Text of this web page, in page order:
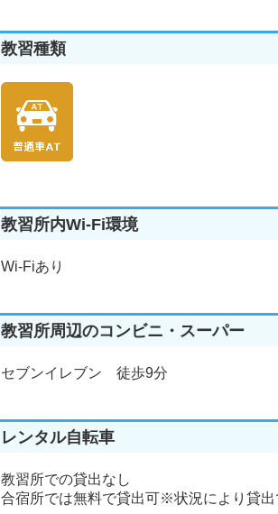
教習種類
教習所内Wi-Fi環境
Wi-Fiあり
教習所周辺のコンビニ・スーパー
セブンイレブン 徒歩9分
レンタル自転車
教習所での貸出なし
合宿所では無料で貸出可※状況により貸